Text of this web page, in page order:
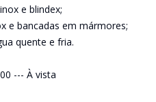
e blindex;
e bancadas em mármores;
quente e fria.
--- À vista